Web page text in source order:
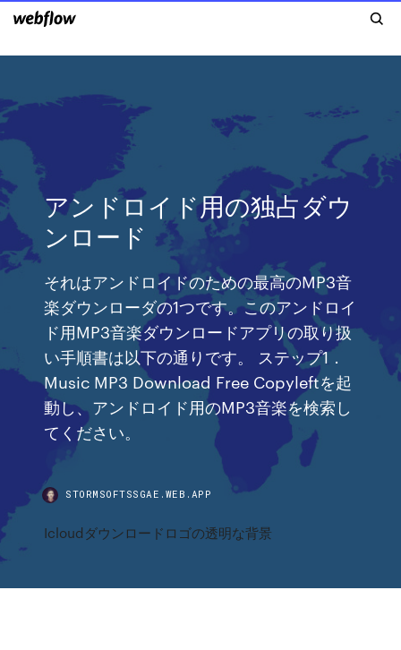
アンドロイド用の独占ダウ
ンロード
それはアンドロイドのための最高のMP3音
楽ダウンローダの1つです。このアンドロイ
ド用MP3音楽ダウンロードアプリの取り扱
い手順書は以下の通りです。 ステップ1．
Music MP3 Download Free Copyleftを起
動し、アンドロイド用のMP3音楽を検索し
てください。
STORMSOFTSSGAE.WEB.APP
Icloudダウンロードロゴの透明な背景